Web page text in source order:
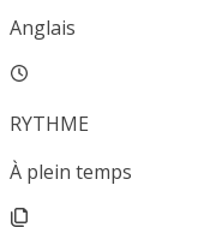
Anglais
RYTHME
À plein temps